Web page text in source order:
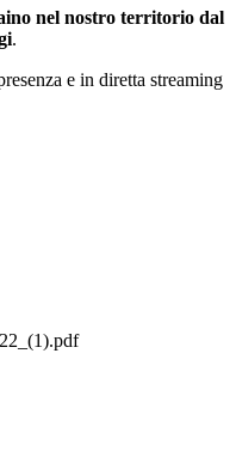
nel nostro territorio dal
.
e in diretta streaming